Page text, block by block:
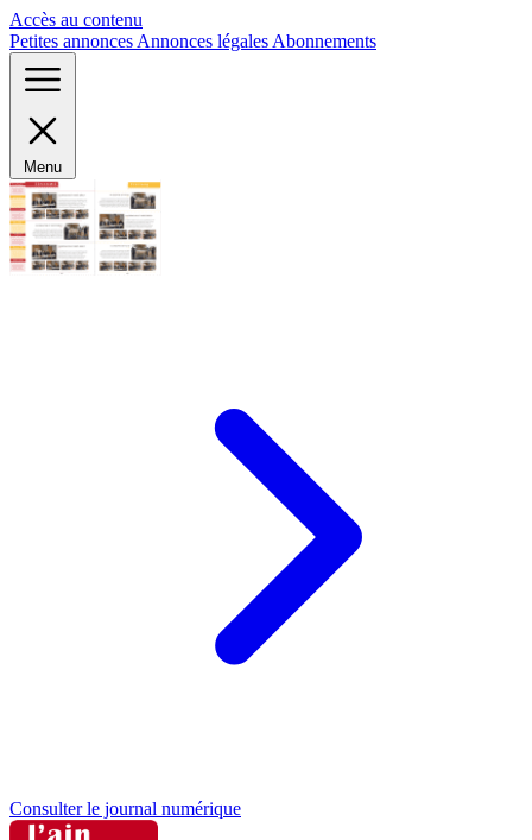
Accès au contenu
Petites annonces Annonces légales Abonnements
Menu
Consulter le journal numérique
Panneau de gestion des cookies